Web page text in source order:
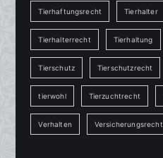
Tierhaftungsrecht Tierhalter
Tierhalterrecht Tierhaltung
Tierschutz Tierschutzrecht
tierwohl Tierzuchtrecht
Verhalten Versicherungsrecht